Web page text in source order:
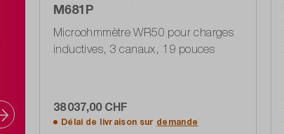
M681P
Microohmmètre WR50 pour charges
inductives, 3 canaux, 19 pouces
38 037,00 CHF
Délai de livraison sur demande